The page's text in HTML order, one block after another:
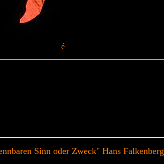
é
Sinn oder Zweck" Hans Falkenberg